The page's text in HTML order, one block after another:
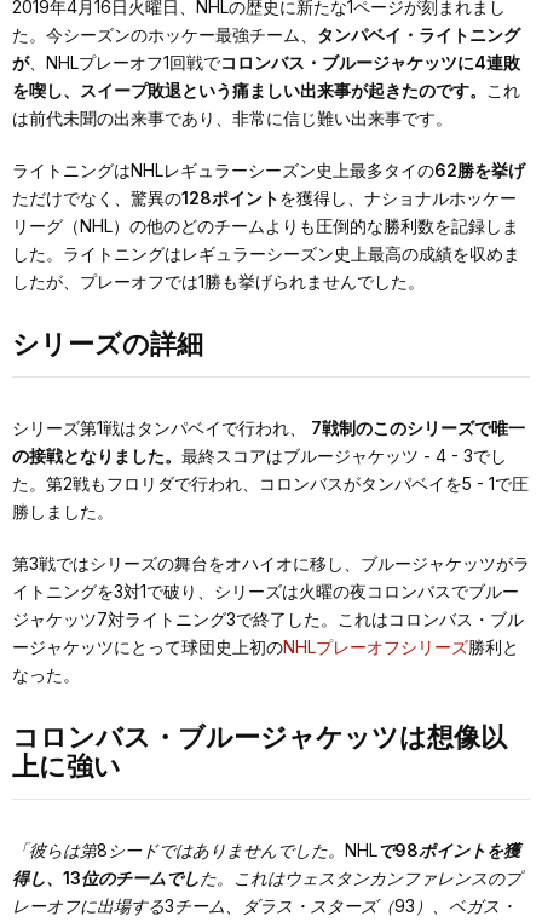
2019年4月16日火曜日、NHLの歴史に新たな1ページが刻まれまし
た。今シーズンのホッケー最強チーム、 タンパベイ・ライトニング
が、NHLプレーオフ1回戦でコロンバス・ブルージャケッツに4連敗
を喫し、スイープ敗退という痛ましい出来事が起きたのです。
これ
は前代未聞の出来事であり、非常に信じ難い出来事です。
ライトニングはNHLレギュラーシーズン史上最多タイの62勝を挙げ
ただけでなく、驚異の128ポイントを獲得し、ナショナルホッケー
リーグ（NHL）の他のどのチームよりも圧倒的な勝利数を記録しま
した。ライトニングはレギュラーシーズン史上最高の成績を収めま
したが、プレーオフでは1勝も挙げられませんでした。
シリーズの詳細
シリーズ第1戦はタンパベイで行われ、 7戦制のこのシリーズで唯一
の接戦となりました。 最終スコアはブルージャケッツ - 4 - 3でし
た。第2戦もフロリダで行われ、コロンバスがタンパベイを5 - 1で圧
勝しました。
第3戦ではシリーズの舞台をオハイオに移し、ブルージャケッツがラ
イトニングを3対1で破り、シリーズは火曜の夜コロンバスでブルー
ジャケッツ7対ライトニング3で終了した。これはコロンバス・ブル
ージャケッツにとって球団史上初のNHLプレーオフシリーズ勝利と
なった。
コロンバス・ブルージャケッツは想像以
上に強い
「彼らは第8シードではありませんでした。NHLで98ポイントを獲
得し、13位のチームでした。これはウェスタンカンファレンスのプ
レーオフに出場する3チーム、ダラス・スターズ（93）、ベガス・